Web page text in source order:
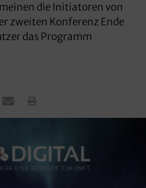
die Initiatoren von
zweiten Konferenz Ende
das Programm